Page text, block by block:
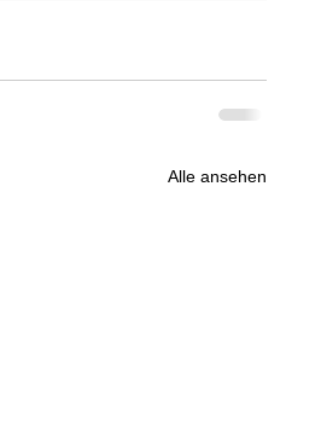
Alle ansehen